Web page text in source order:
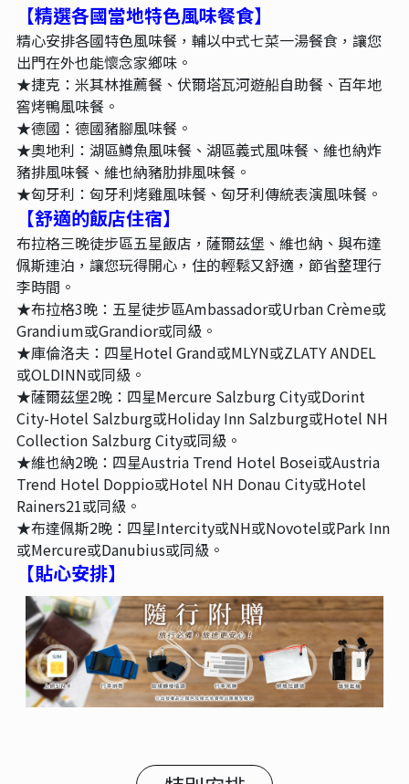
【精選各國當地特色風味餐食】
精心安排各國特色風味餐，輔以中式七菜一湯餐食，讓您
出門在外也能懷念家鄉味。
★捷克：米其林推薦餐、伏爾塔瓦河遊船自助餐、百年地
窖烤鴨風味餐。
★德國：德國豬腳風味餐。
★奧地利：湖區鱒魚風味餐、湖區義式風味餐、維也納炸
豬排風味餐、維也納豬肋排風味餐。
★匈牙利：匈牙利烤雞風味餐、匈牙利傳統表演風味餐。
【舒適的飯店住宿】
布拉格三晚徒步區五星飯店，薩爾茲堡、維也納、與布達
佩斯連泊，讓您玩得開心，住的輕鬆又舒適，節省整理行
李時間。
★布拉格3晚：五星徒步區Ambassador或Urban Crème或
Grandium或Grandior或同級。
★庫倫洛夫：四星Hotel Grand或MLYN或ZLATY ANDEL
或OLDINN或同級。
★薩爾茲堡2晚：四星Mercure Salzburg City或Dorint
City-Hotel Salzburg或Holiday Inn Salzburg或Hotel NH
Collection Salzburg City或同級。
★維也納2晚：四星Austria Trend Hotel Bosei或Austria
Trend Hotel Doppio或Hotel NH Donau City或Hotel
Rainers21或同級。
★布達佩斯2晚：四星Intercity或NH或Novotel或Park Inn
或Mercure或Danubius或同級。
【貼心安排】